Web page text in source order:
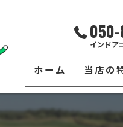
インドア
ホーム 当店の
サービス